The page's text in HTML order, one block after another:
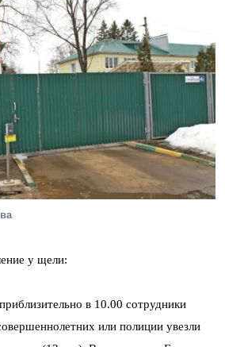
у щели:
в 10.00 сотрудники
или полиции увезли